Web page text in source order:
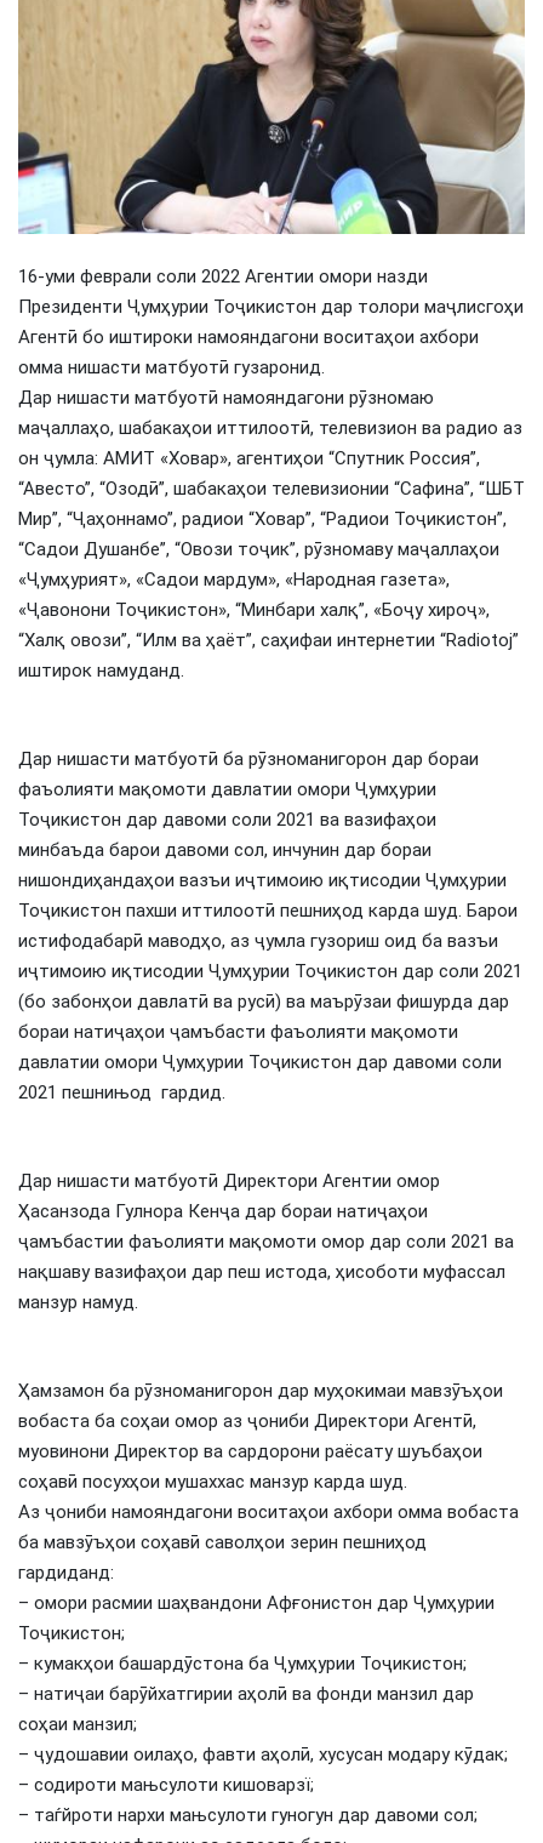
16-уми феврали соли 2022 Агентии омори назди
Президенти Ҷумҳурии Тоҷикистон дар толори маҷлисгоҳи
Агентӣ бо иштироки намояндагони воситаҳои ахбори
омма нишасти матбуотӣ гузаронид.
Дар нишасти матбуотӣ намояндагони рӯзномаю
маҷаллаҳо, шабакаҳои иттилоотӣ, телевизион ва радио аз
он ҷумла: АМИТ «Ховар», агентиҳои “Спутник Россия”,
“Авесто”, “Озодӣ”, шабакаҳои телевизионии “Сафина”, “ШБТ
Мир”, “Ҷаҳоннамо”, радиои “Ховар”, “Радиои Тоҷикистон”,
“Садои Душанбе”, “Овози тоҷик”, рӯзномаву маҷаллаҳои
«Ҷумҳурият», «Садои мардум», «Народная газета»,
«Ҷавонони Тоҷикистон», “Минбари халқ”, «Боҷу хироҷ»,
“Халқ овози”, “Илм ва ҳаёт”, саҳифаи интернетии “Radiotoj”
иштирок намуданд.
Дар нишасти матбуотӣ ба рӯзноманигорон дар бораи
фаъолияти мақомоти давлатии омори Ҷумҳурии
Тоҷикистон дар давоми соли 2021 ва вазифаҳои
минбаъда барои давоми сол, инчунин дар бораи
нишондиҳандаҳои вазъи иҷтимоию иқтисодии Ҷумҳурии
Тоҷикистон пахши иттилоотӣ пешниҳод карда шуд. Барои
истифодабарӣ маводҳо, аз ҷумла гузориш оид ба вазъи
иҷтимоию иқтисодии Ҷумҳурии Тоҷикистон дар соли 2021
(бо забонҳои давлатӣ ва русӣ) ва маърӯзаи фишурда дар
бораи натиҷаҳои ҷамъбасти фаъолияти мақомоти
давлатии омори Ҷумҳурии Тоҷикистон дар давоми соли
2021 пешнињод гардид.
Дар нишасти матбуотӣ Директори Агентии омор
Ҳасанзода Гулнора Кенҷа дар бораи натиҷаҳои
ҷамъбастии фаъолияти мақомоти омор дар соли 2021 ва
нақшаву вазифаҳои дар пеш истода, ҳисоботи муфассал
манзур намуд.
Ҳамзамон ба рӯзноманигорон дар муҳокимаи мавзӯъҳои
вобаста ба соҳаи омор аз ҷониби Директори Агентӣ,
муовинони Директор ва сардорони раёсату шуъбаҳои
соҳавӣ посухҳои мушаххас манзур карда шуд.
Аз ҷониби намояндагони воситаҳои ахбори омма вобаста
ба мавзӯъҳои соҳавӣ саволҳои зерин пешниҳод
гардиданд:
– омори расмии шаҳвандони Афғонистон дар Ҷумҳурии
Тоҷикистон;
– кумакҳои башардӯстона ба Ҷумҳурии Тоҷикистон;
– натиҷаи барӯйхатгирии аҳолӣ ва фонди манзил дар
соҳаи манзил;
– ҷудошавии оилаҳо, фавти аҳолӣ, хусусан модару кӯдак;
– содироти мањсулоти кишоварзї;
– таѓйроти нархи мањсулоти гуногун дар давоми сол;